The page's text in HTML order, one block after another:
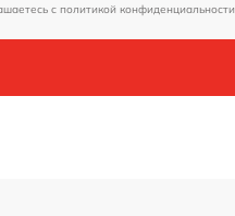
c политикой конфиденциальности